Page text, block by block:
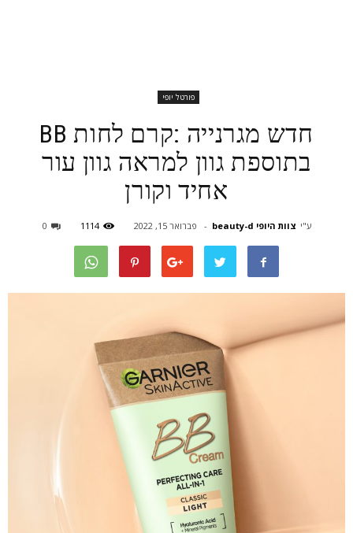
פורטל יופי
חדש מגרנייה :קרם לחות BB
בתוספת גוון למראה גוון עור
אחיד וקורן
ע"י צוות היופי beauty-d - פברואר 15, 2022 1114
0